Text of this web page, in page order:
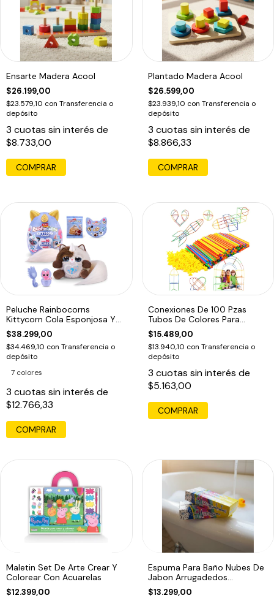
Ensarte Madera Acool
$26.199,00
$23.579,10 con Transferencia o
depósito
3 cuotas sin interés de
$8.733,00
Plantado Madera Acool
$26.599,00
$23.939,10 con Transferencia o
depósito
3 cuotas sin interés de
$8.866,33
COMPRAR
Peluche Rainbocorns
Kittycorn Cola Esponjosa Y
10 Sorpresas
$38.299,00
$34.469,10 con Transferencia o
depósito
7 colores
3 cuotas sin interés de
$12.766,33
COMPRAR
Conexiones De 100 Pzas
Tubos De Colores Para
Construir
$15.489,00
$13.940,10 con Transferencia o
depósito
3 cuotas sin interés de
$5.163,00
COMPRAR
Maletin Set De Arte Crear Y
Colorear Con Acuarelas
$12.399,00
Espuma Para Baño Nubes De
Jabon Arrugadedos
Educando Unico
$13.299,00